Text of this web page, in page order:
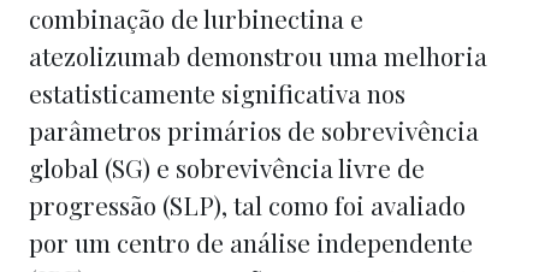
combinação de lurbinectina e
atezolizumab demonstrou uma melhoria
estatisticamente significativa nos
parâmetros primários de sobrevivência
global (SG) e sobrevivência livre de
progressão (SLP), tal como foi avaliado
por um centro de análise independente